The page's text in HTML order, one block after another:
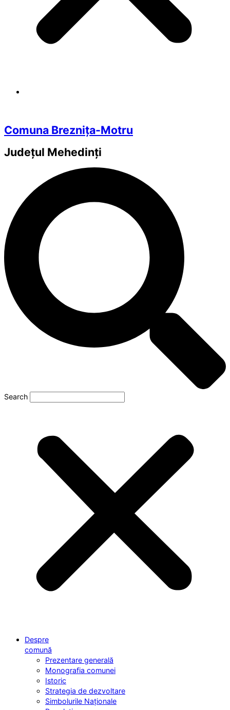
Comuna Breznița-Motru
Județul Mehedinți
Search
Despre
comună
Prezentare generală
Monografia comunei
Istoric
Strategia de dezvoltare
Simbolurile Naționale